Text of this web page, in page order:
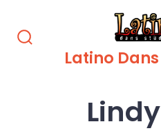
atla
ÇubuğunuLatino